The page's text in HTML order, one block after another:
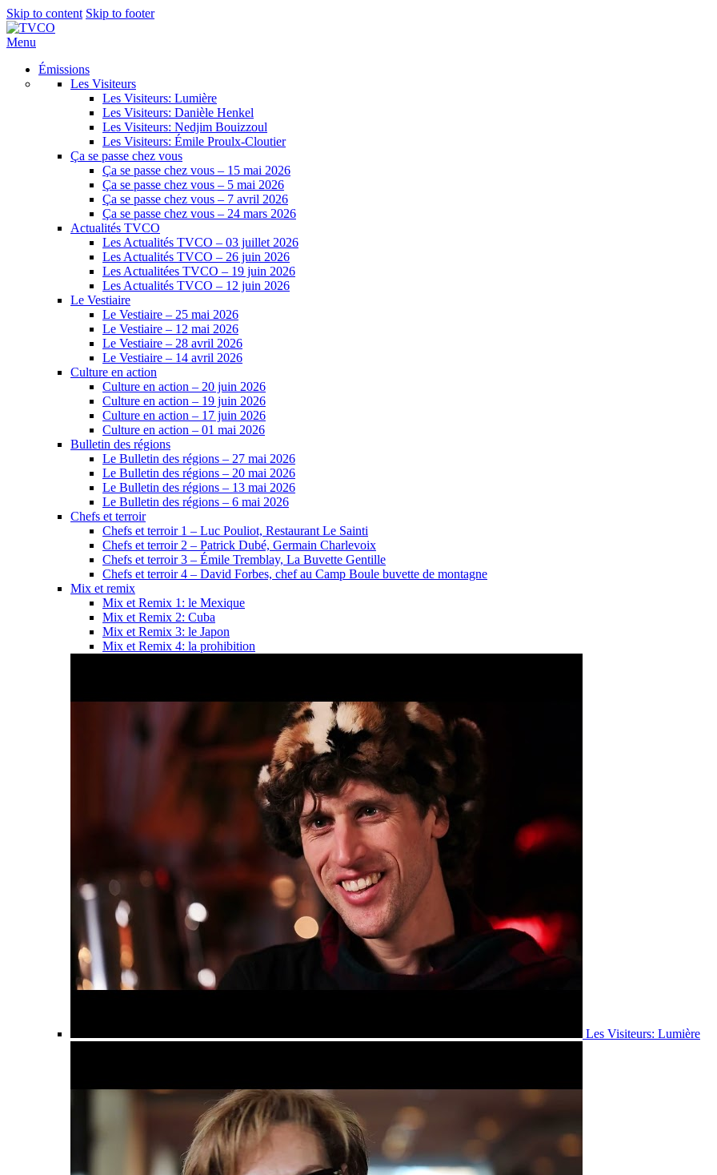
Skip to content Skip to footer
Menu
Émissions
Les Visiteurs
Les Visiteurs: Lumière
Les Visiteurs: Danièle Henkel
Les Visiteurs: Nedjim Bouizzoul
Les Visiteurs: Émile Proulx-Cloutier
Ça se passe chez vous
Ça se passe chez vous – 15 mai 2026
Ça se passe chez vous – 5 mai 2026
Ça se passe chez vous – 7 avril 2026
Ça se passe chez vous – 24 mars 2026
Actualités TVCO
Les Actualités TVCO – 03 juillet 2026
Les Actualités TVCO – 26 juin 2026
Les Actualitées TVCO – 19 juin 2026
Les Actualités TVCO – 12 juin 2026
Le Vestiaire
Le Vestiaire – 25 mai 2026
Le Vestiaire – 12 mai 2026
Le Vestiaire – 28 avril 2026
Le Vestiaire – 14 avril 2026
Culture en action
Culture en action – 20 juin 2026
Culture en action – 19 juin 2026
Culture en action – 17 juin 2026
Culture en action – 01 mai 2026
Bulletin des régions
Le Bulletin des régions – 27 mai 2026
Le Bulletin des régions – 20 mai 2026
Le Bulletin des régions – 13 mai 2026
Le Bulletin des régions – 6 mai 2026
Chefs et terroir
Chefs et terroir 1 – Luc Pouliot, Restaurant Le Sainti
Chefs et terroir 2 – Patrick Dubé, Germain Charlevoix
Chefs et terroir 3 – Émile Tremblay, La Buvette Gentille
Chefs et terroir 4 – David Forbes, chef au Camp Boule buvette de montagne
Mix et remix
Mix et Remix 1: le Mexique
Mix et Remix 2: Cuba
Mix et Remix 3: le Japon
Mix et Remix 4: la prohibition
Les Visiteurs: Lumière